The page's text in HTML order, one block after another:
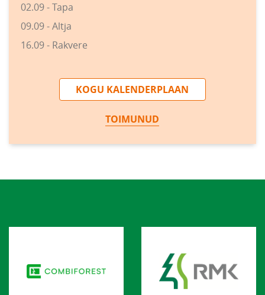
02.09 - Tapa
09.09 - Altja
16.09 - Rakvere
KOGU KALENDERPLAAN
TOIMUNUD